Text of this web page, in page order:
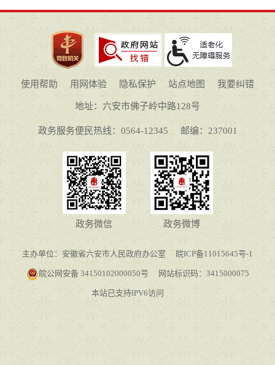
使用帮助 用网体验 隐私保护 站点地图 我要纠错
地址：六安市佛子岭中路128号
政务服务便民热线：0564-12345 邮编：237001
政务微信 政务微博
主办单位：安徽省六安市人民政府办公室 皖ICP备11015645号-1
皖公网安备 34150102000050号 网站标识码：3415000075
本站已支持IPV6访问